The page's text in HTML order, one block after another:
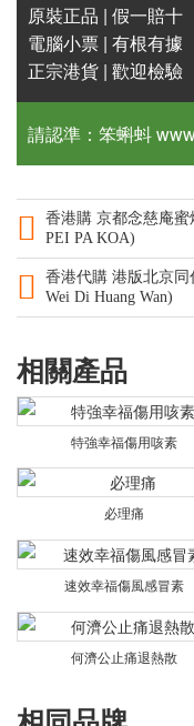
原裝正品 | 假一賠十
電腦小票 | 有根有據
正宗港貨 | 歡迎檢驗
請認準：笨蝌蚪
香港購 京都念慈庵蜜
PEI PA KOA)
香港代購 港版北京同
Wei Di Huang Wan)
相關產品
特強幸福傷用咳素
必理痛
速效幸福傷風感冒素
何濟公止痛退熱散